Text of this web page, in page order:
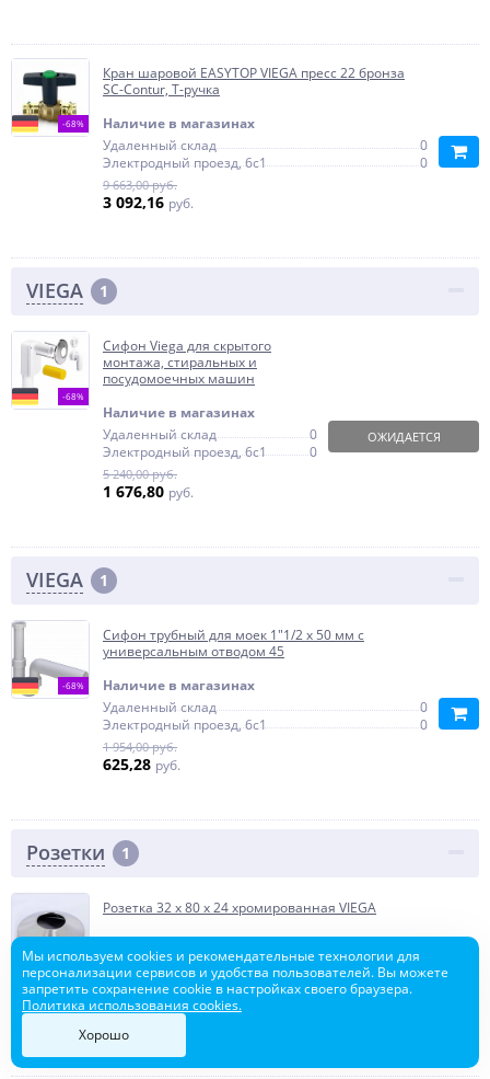
-68%
Кран шаровой EASYTOP VIEGA пресс 22 бронза
SC-Contur, Т-ручка
Наличие в магазинах
Удаленный склад
0
Электродный проезд, 6с1
0
9 663,00 руб.
3 092,16 руб.
VIEGA 1
-68%
Сифон Viega для скрытого
монтажа, стиральных и
посудомоечных машин
Наличие в магазинах
Удаленный склад
0
Электродный проезд, 6с1
0
5 240,00 руб.
1 676,80 руб.
ОЖИДАЕТСЯ
VIEGA 1
-68%
Сифон трубный для моек 1"1/2 х 50 мм с
универсальным отводом 45
Наличие в магазинах
Удаленный склад
0
Электродный проезд, 6с1
0
1 954,00 руб.
625,28 руб.
Розетки 1
-68%
Розетка 32 х 80 х 24 хромированная VIEGA
Наличие в магазинах
Удаленный склад
Электродный проезд, 6с1
0
1 083,00 руб.
346,56
Мы используем cookies и рекомендательные технологии для
персонализации сервисов и удобства пользователей. Вы можете
запретить сохранение cookie в настройках своего браузера.
Политика использования cookies.
Хорошо